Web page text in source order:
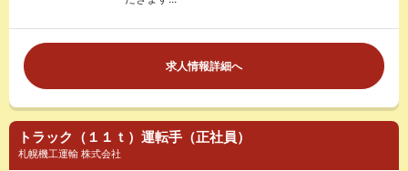
求人情報詳細へ
トラック（１１ｔ）運転手（正社員）
札幌機工運輸 株式会社